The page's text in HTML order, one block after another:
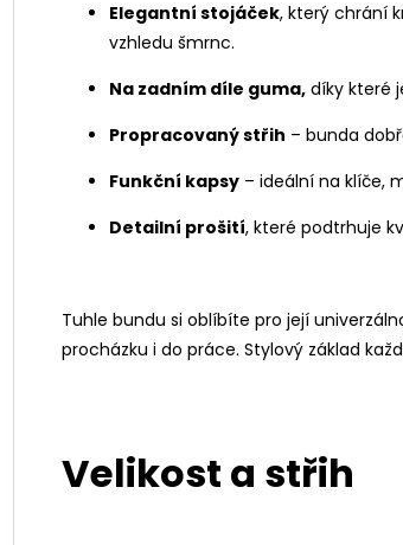
Elegantní stojáček, který chrání
vzhledu šmrnc.
Na zadním díle guma, díky které
Propracovaný střih – bunda
Funkční kapsy – ideální na klíče,
Detailní prošití, které podtrhuje
Tuhle bundu si oblíbíte pro její
procházku i do práce. Stylový základ
Velikost a střih